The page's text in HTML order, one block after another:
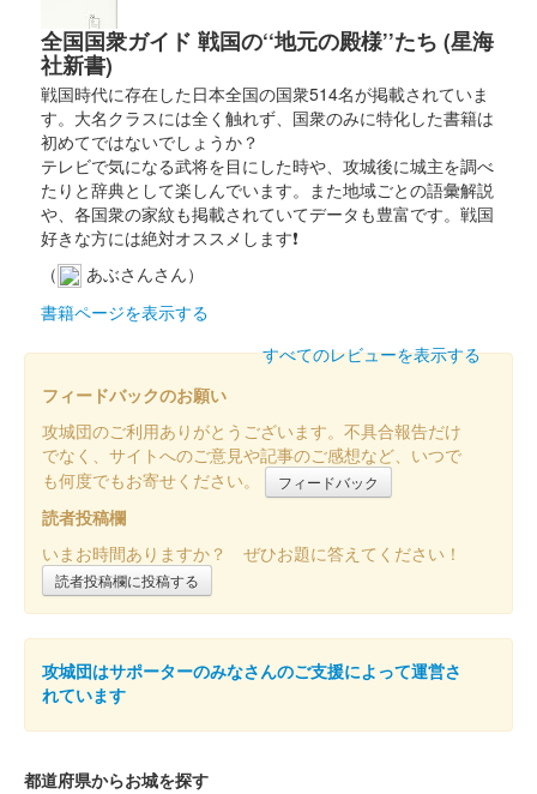
阿波和紙を藍で染めてつくられた御城印。地元の書道家、原葉香
氏による揮毫。
勝瑞城 御城印
令和8年夏限定 藍染版
線香花火をイメージして染められた模様。白と淡い青が混じり合
い、奥行きが出て花火が御城印の中で浮かび上がっているような
デザイン。阿波和紙を藍染している。令和7年版は2025と書かれ
ていたが、……
勝瑞城 御城印
雪をイメージした水玉模様が入っており、降り積もった雪が雪原
になるようにグラデーションの染めが入っている。阿波和紙を藍
染している。
全国国衆ガイド 戦国の‘‘地元の殿様’’たち (星海
社新書)
戦国時代に存在した日本全国の国衆514名が掲載されていま
す。大名クラスには全く触れず、国衆のみに特化した書籍は
初めてではないでしょうか？
テレビで気になる武将を目にした時や、攻城後に城主を調べ
たりと辞典として楽しんでいます。また地域ごとの語彙解説
や、各国衆の家紋も掲載されていてデータも豊富です。戦国
好きな方には絶対オススメします❗
（
あぶさんさん）
書籍ページを表示する
すべてのレビューを表示する
フィードバックのお願い
攻城団のご利用ありがとうございます。不具合報告だけ
でなく、サイトへのご意見や記事のご感想など、いつで
も何度でもお寄せください。
フィードバック
読者投稿欄
いまお時間ありますか？ ぜひお題に答えてください！
読者投稿欄に投稿する
攻城団はサポーターのみなさんのご支援によって運営さ
れています
都道府県からお城を探す